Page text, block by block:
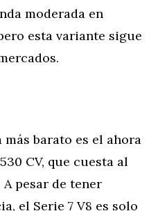
moderada en
esta variante sigue
barato es el ahora
CV, que cuesta al
A pesar de tener
el Serie 7 V8 es solo